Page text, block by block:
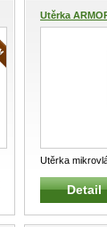
Utěrka
Utěrka
ALLSada
Detail